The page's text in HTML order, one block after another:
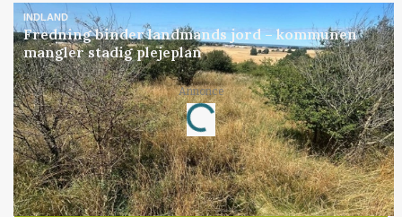
INDLAND
Fredning binder landmands jord – kommunen
mangler stadig plejeplan
Annonce
Loading...
Jobs